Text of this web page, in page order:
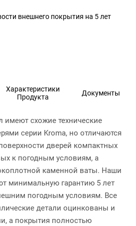
внешнего покрытия на 5 лет
Характеристики
Продукта
Документы
схожие технические
серии Kroma, но отличаются
дверей компактных
к погодным условиям, а
каменной ваты. Наши
минимальную гарантию 5 лет
погодным условиям. Все
детали оцинкованы и
а покрытия полностью